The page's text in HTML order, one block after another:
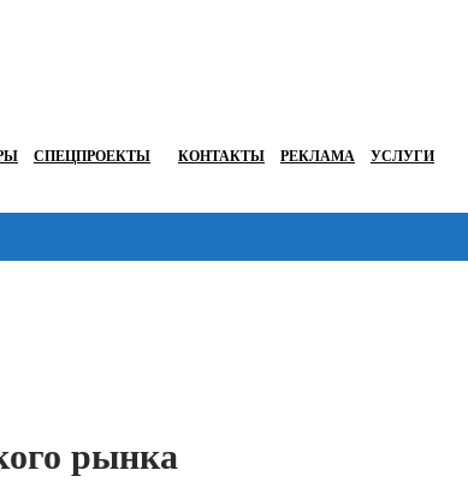
СПЕЦПРОЕКТЫ КОНТАКТЫ РЕКЛАМА УСЛУГИ
рынка